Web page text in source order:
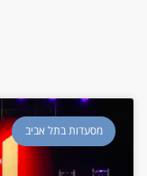
מסעדות בתל אביב